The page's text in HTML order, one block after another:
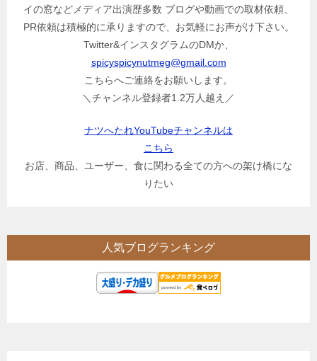
イの窓などメディア出演歴多数 ブログや動画での取材依頼、
PR依頼は積極的に承りますので、お気軽にお声がけ下さい。
Twitter&インスタグラムのDMか、
spicyspicynutmeg@gmail.com
こちらへご連絡をお願いします。
＼チャンネル登録者1.2万人越え／
ナツへたれYouTubeチャンネルは
こちら
お店、商品、ユーザー、食に関わる全ての方への架け橋にな
りたい
人気ブログランキング